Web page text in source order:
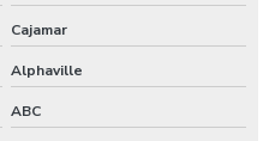
Em Paraná
No Sul
Cajamar
Alphaville
ABC